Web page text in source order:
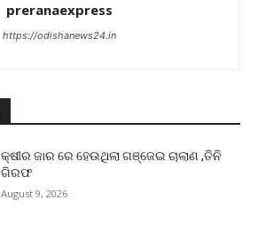
preranaexpress
https://odishanews24.in
କ୍ଷୀର ଜାର ରେ ହେଉଥିଲା ଗଞ୍ଜେଇ ଚାଲାଣ ,ତିନି
ଗିରଫ
August 9, 2026